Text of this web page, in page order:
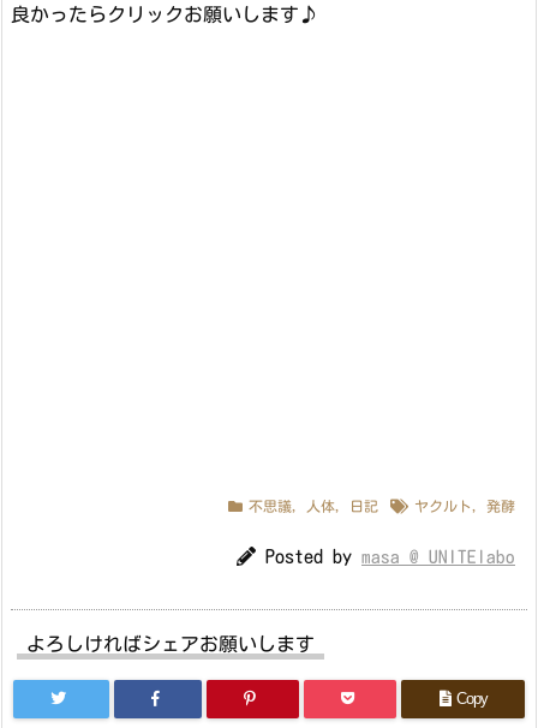
良かったらクリックお願いします♪
不思議 人体 日記 ヤクルト 発酵
Posted by masa @ UNITElabo
よろしければシェアお願いします
Copy